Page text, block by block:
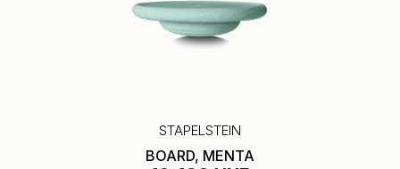
STAPELSTEIN
BOARD, MENTA